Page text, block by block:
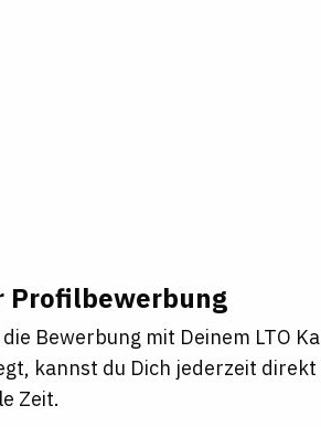
Profilbewerbung
Bewerbung mit Deinem LTO
kannst du Dich jederzeit direkt
Zeit.